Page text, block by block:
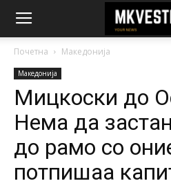
Почетна Македонија
Македонија
Мицкоски до
Нема да
до рамо со
потпишаа